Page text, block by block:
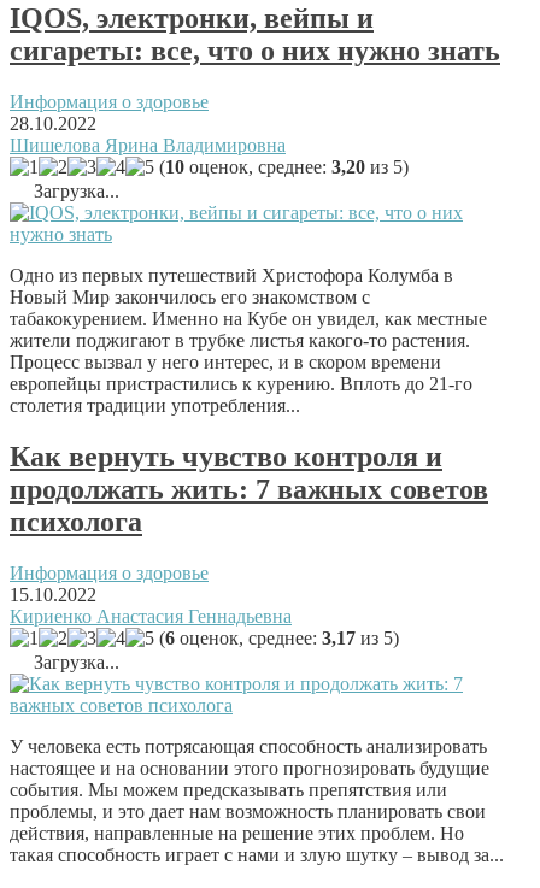
IQOS, электронки, вейпы и
сигареты: все, что о них нужно знать
Информация о здоровье
28.10.2022
Шишелова Ярина Владимировна
(10 оценок, среднее: 3,20 из 5)
Загрузка...
Одно из первых путешествий Христофора Колумба в
Новый Мир закончилось его знакомством с
табакокурением. Именно на Кубе он увидел, как местные
жители поджигают в трубке листья какого-то растения.
Процесс вызвал у него интерес, и в скором времени
европейцы пристрастились к курению. Вплоть до 21-го
столетия традиции употребления...
Как вернуть чувство контроля и
продолжать жить: 7 важных советов
психолога
Информация о здоровье
15.10.2022
Кириенко Анастасия Геннадьевна
(6 оценок, среднее: 3,17 из 5)
Загрузка...
У человека есть потрясающая способность анализировать
настоящее и на основании этого прогнозировать будущие
события. Мы можем предсказывать препятствия или
проблемы, и это дает нам возможность планировать свои
действия, направленные на решение этих проблем. Но
такая способность играет с нами и злую шутку – вывод за...